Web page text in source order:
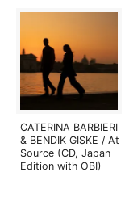
CATERINA BARBIERI
& BENDIK GISKE / At
Source (CD, Japan
Edition with OBI)